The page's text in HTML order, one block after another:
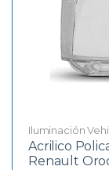
Iluminación
Acrilico
Renault